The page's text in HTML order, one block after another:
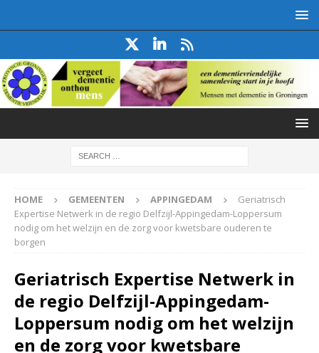
HOME GEMEENTEN APPINGEDAM
Geriatrisch
Expertise Netwerk in de regio Delfzijl-Appingedam-Loppersum
nodig om het welzijn en de zorg voor kwetsbare ouderen te
borgen
Geriatrisch Expertise Netwerk in
de regio Delfzijl-Appingedam-
Loppersum nodig om het welzijn
en de zorg voor kwetsbare